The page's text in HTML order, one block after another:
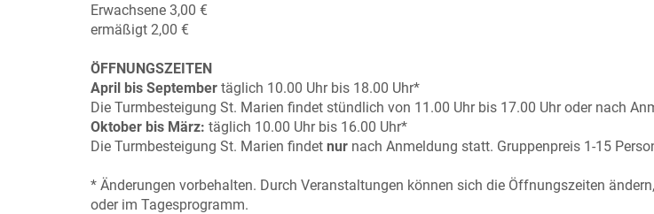
Erwachsene 3,00 €
ermäßigt 2,00 €
ÖFFNUNGSZEITEN
April bis September täglich 10.00 Uhr bis 18.00 Uhr*
Die Turmbesteigung St. Marien findet stündlich von 11.00 Uhr bis 17.00 Uhr oder nach
Oktober bis März: täglich 10.00 Uhr bis 16.00 Uhr*
Die Turmbesteigung St. Marien findet nur nach Anmeldung statt. Gruppenpreis 1-15
* Änderungen vorbehalten. Durch Veranstaltungen können sich die Öffnungszeiten
oder im Tagesprogramm.